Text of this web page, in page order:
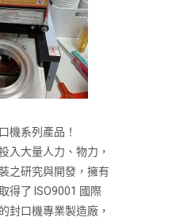
機系列產品！
入大量人力、物力，
之研究與開發，擁有
得了 ISO9001 國際
封口機專業製造廠，